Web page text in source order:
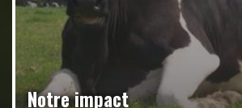
Notre impact